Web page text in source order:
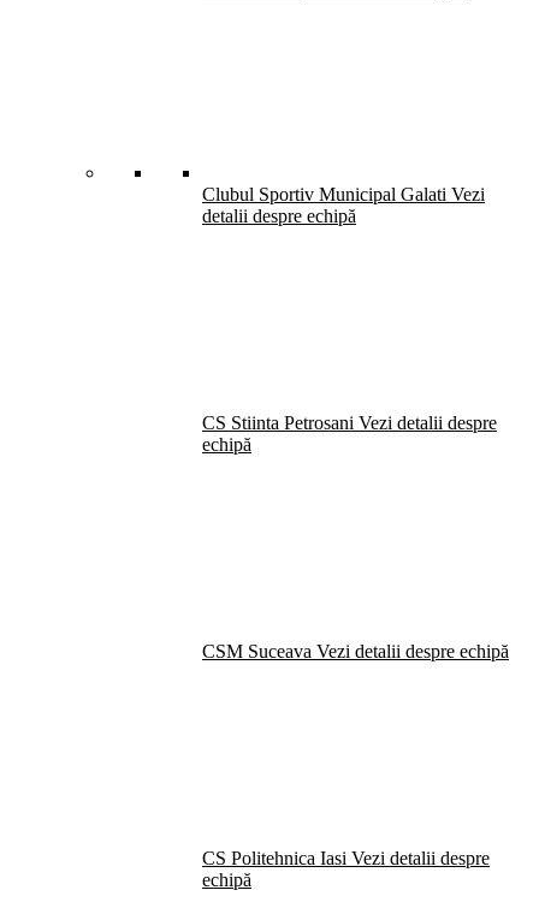
Clubul Sportiv Municipal Galati Vezi
detalii despre echipă
CS Stiinta Petrosani Vezi detalii despre
echipă
CSM Suceava Vezi detalii despre echipă
CS Politehnica Iasi Vezi detalii despre
echipă